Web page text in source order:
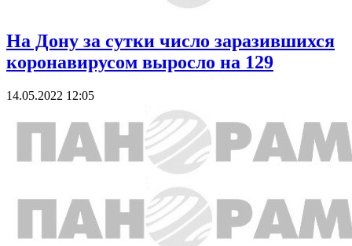
На Дону за сутки число заразившихся
коронавирусом выросло на 129
14.05.2022 12:05